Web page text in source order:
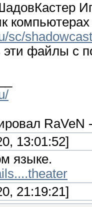
sc/
эти файлы с
RaVeN
13:01:52]
языке.
21:19:21]